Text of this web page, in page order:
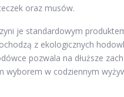
oraz musów.
je standardowym
z ekologicznych
pozwala na dłuższe
wyborem w codziennym